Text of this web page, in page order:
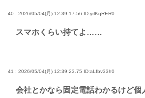
40 : 2026/05/04(月) 12:39:17.56 ID:yrlKqRER0
スマホくらい持てよ……
41 : 2026/05/04(月) 12:39:23.75 ID:aLfbv33h0
会社とかなら固定電話わかるけど個